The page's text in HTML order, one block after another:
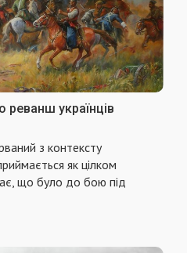
реванш українців
з контексту
як цілком
що було до бою під